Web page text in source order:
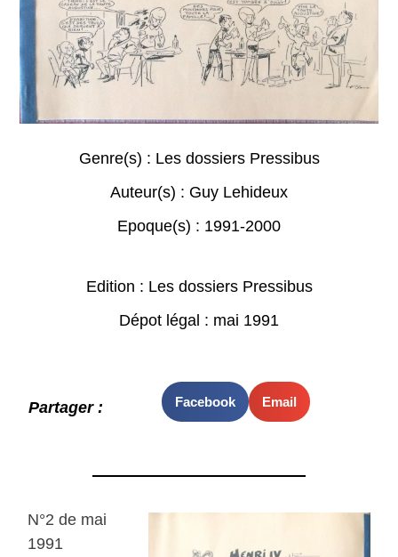
Genre(s) : Les dossiers Pressibus
Auteur(s) : Guy Lehideux
Epoque(s) : 1991-2000
Edition : Les dossiers Pressibus
Dépot légal : mai 1991
Partager : Facebook Email
N°2 de mai
1991